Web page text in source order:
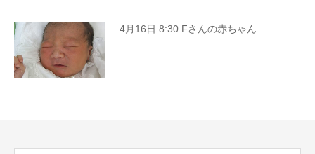
4月16日 8:30 Fさんの赤ちゃん